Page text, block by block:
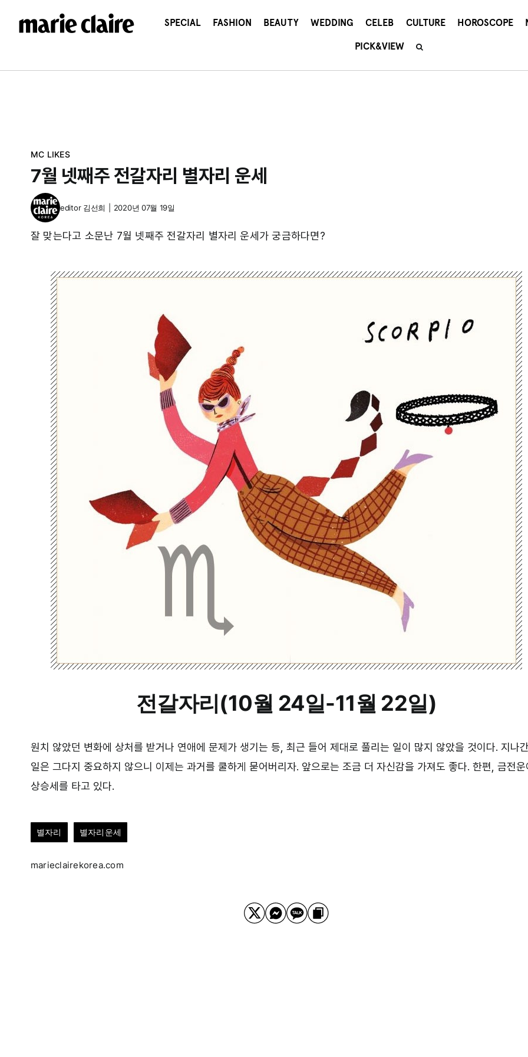
건
SPECIAL FASHION BEAUTY WEDDING CELEB CULTURE HOROSCOPE
PICK&VIEW
MC LIKES
7월 넷째주 전갈자리 별자리 운세
editor 김선희 2020년 07월 19일
잘 맞는다고 소문난 7월 넷째주 전갈자리 별자리 운세가 궁금하다면?
전갈자리(10월 24일-11월 22일)
원치 않았던 변화에 상처를 받거나 연애에 문제가 생기는 등, 최근 들어 제대로 풀리는 일이 많지 않았을 것이다. 지나
일은 그다지 중요하지 않으니 이제는 과거를 쿨하게 묻어버리자. 앞으로는 조금 더 자신감을 가져도 좋다. 한편, 금전운
상승세를 타고 있다.
별자리 별자리운세
marieclairekorea.com